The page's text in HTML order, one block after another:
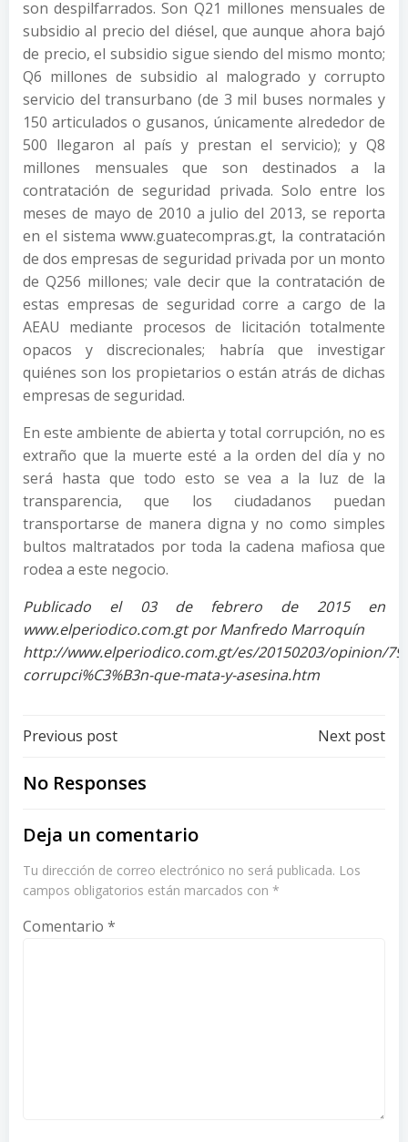
son despilfarrados. Son Q21 millones mensuales de
subsidio al precio del diésel, que aunque ahora bajó
de precio, el subsidio sigue siendo del mismo monto;
Q6 millones de subsidio al malogrado y corrupto
servicio del transurbano (de 3 mil buses normales y
150 articulados o gusanos, únicamente alrededor de
500 llegaron al país y prestan el servicio); y Q8
millones mensuales que son destinados a la
contratación de seguridad privada. Solo entre los
meses de mayo de 2010 a julio del 2013, se reporta
en el sistema www.guatecompras.gt, la contratación
de dos empresas de seguridad privada por un monto
de Q256 millones; vale decir que la contratación de
estas empresas de seguridad corre a cargo de la
AEAU mediante procesos de licitación totalmente
opacos y discrecionales; habría que investigar
quiénes son los propietarios o están atrás de dichas
empresas de seguridad.
En este ambiente de abierta y total corrupción, no es
extraño que la muerte esté a la orden del día y no
será hasta que todo esto se vea a la luz de la
transparencia, que los ciudadanos puedan
transportarse de manera digna y no como simples
bultos maltratados por toda la cadena mafiosa que
rodea a este negocio.
Publicado el 03 de febrero de 2015 en
www.elperiodico.com.gt por Manfredo Marroquín
http://www.elperiodico.com.gt/es/20150203/opinion/
corrupci%C3%B3n-que-mata-y-asesina.htm
Post
navigation
Previous post Next post
No Responses
Deja un comentario
Tu dirección de correo electrónico no será publicada. Los
campos obligatorios están marcados con *
Comentario *